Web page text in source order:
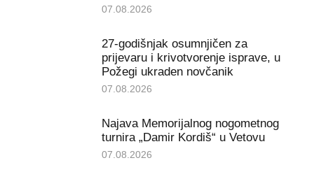
07.08.2026
27-godišnjak osumnjičen za
prijevaru i krivotvorenje isprave, u
Požegi ukraden novčanik
07.08.2026
Najava Memorijalnog nogometnog
turnira „Damir Kordiš“ u Vetovu
07.08.2026